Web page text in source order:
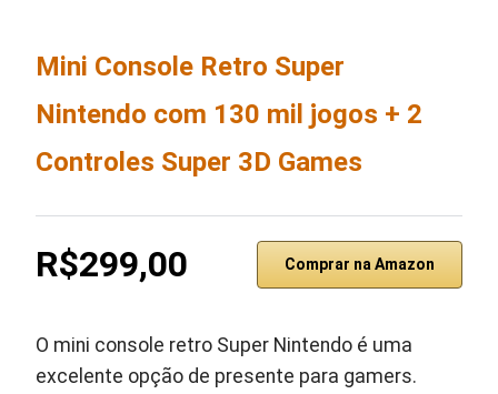
Mini Console Retro Super
Nintendo com 130 mil jogos + 2
Controles Super 3D Games
R$299,00 Comprar na Amazon
O mini console retro Super Nintendo é uma
excelente opção de presente para gamers.